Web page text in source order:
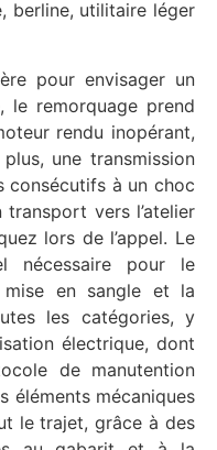
berline, utilitaire léger
pour envisager un
le remorquage prend
rendu inopérant,
une transmission
consécutifs à un choc
vers l’atelier
lors de l’appel. Le
nécessaire pour le
mise en sangle et la
les catégories, y
électrique, dont
de manutention
éléments mécaniques
le trajet, grâce à des